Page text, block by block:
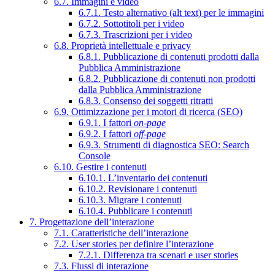
6.7.1. Testo alternativo (alt text) per le immagini
6.7.2. Sottotitoli per i video
6.7.3. Trascrizioni per i video
6.8. Proprietà intellettuale e privacy
6.8.1. Pubblicazione di contenuti prodotti dalla
Pubblica Amministrazione
6.8.2. Pubblicazione di contenuti non prodotti
dalla Pubblica Amministrazione
6.8.3. Consenso dei soggetti ritratti
6.9. Ottimizzazione per i motori di ricerca (SEO)
6.9.1. I fattori on-page
6.9.2. I fattori off-page
6.9.3. Strumenti di diagnostica SEO: Search
Console
6.10. Gestire i contenuti
6.10.1. L’inventario dei contenuti
6.10.2. Revisionare i contenuti
6.10.3. Migrare i contenuti
6.10.4. Pubblicare i contenuti
7. Progettazione dell’interazione
7.1. Caratteristiche dell’interazione
7.2. User stories per definire l’interazione
7.2.1. Differenza tra scenari e user stories
7.3. Flussi di interazione